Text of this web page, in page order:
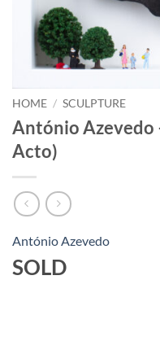
HOME / SCULPTURE
António Azevedo
Acto)
António Azevedo
SOLD